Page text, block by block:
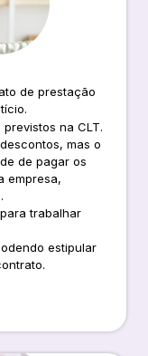
de prestação
na CLT.
mas o
de pagar os
empresa,
trabalhar
estipular